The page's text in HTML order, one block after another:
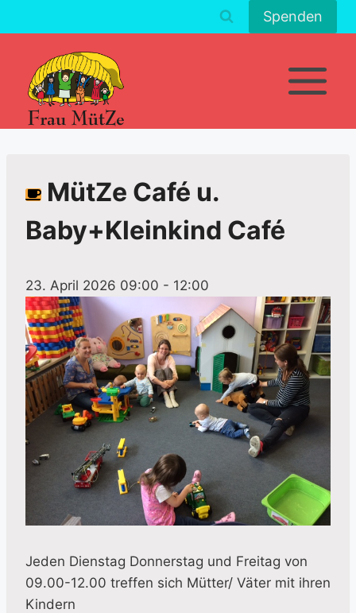
Inhalt
Spenden
MütZe Café u.
Baby+Kleinkind Café
23. April 2026 09:00 - 12:00
Jeden Dienstag Donnerstag und Freitag von
09.00-12.00 treffen sich Mütter/ Väter mit ihren
Kindern